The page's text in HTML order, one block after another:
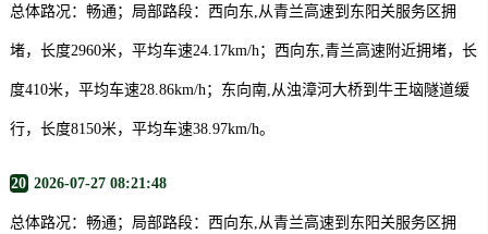
总体路况：畅通；局部路段：西向东,从青兰高速到东阳关服务区拥
堵，长度2960米，平均车速24.17km/h；西向东,青兰高速附近拥堵，长
度410米，平均车速28.86km/h；东向南,从浊漳河大桥到牛王垴隧道缓
行，长度8150米，平均车速38.97km/h。
20 2026-07-27 08:21:48
总体路况：畅通；局部路段：西向东,从青兰高速到东阳关服务区拥